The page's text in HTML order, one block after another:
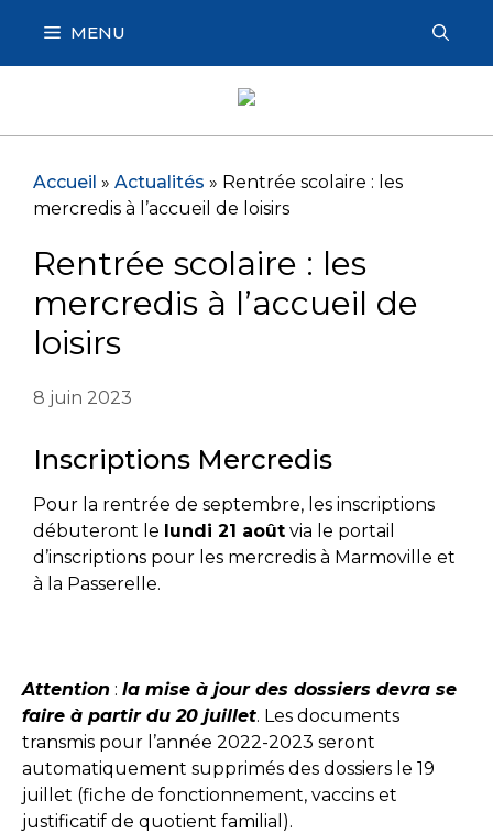
contenu
MENU
Accueil » Actualités » Rentrée scolaire : les
mercredis à l’accueil de loisirs
Rentrée scolaire : les
mercredis à l’accueil de
loisirs
8 juin 2023
Inscriptions Mercredis
Pour la rentrée de septembre, les inscriptions
débuteront le lundi 21 août via le portail
d’inscriptions pour les mercredis à Marmoville et
à la Passerelle.
Attention : la mise à jour des dossiers devra se
faire à partir du 20 juillet. Les documents
transmis pour l’année 2022-2023 seront
automatiquement supprimés des dossiers le 19
juillet (fiche de fonctionnement, vaccins et
justificatif de quotient familial).